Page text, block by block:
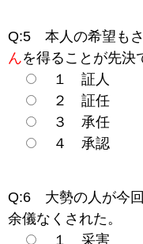
Q:5 本人の希望も
んを得ることが先決
１ 証人
２ 証任
３ 承任
４ 承認
Q:6 大勢の人が今
余儀なくされた。
１ 采害